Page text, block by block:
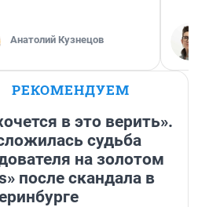
Анатолий Кузнецов
РЕКОМЕНДУЕМ
в это верить».
судьба
на золотом
после скандала в